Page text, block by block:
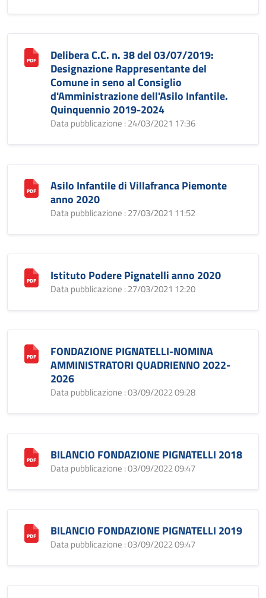
Delibera C.C. n. 38 del 03/07/2019:
Designazione Rappresentante del
Comune in seno al Consiglio
d'Amministrazione dell'Asilo Infantile.
Quinquennio 2019-2024
Data pubblicazione : 24/03/2021 17:36
Asilo Infantile di Villafranca Piemonte
anno 2020
Data pubblicazione : 27/03/2021 11:52
Istituto Podere Pignatelli anno 2020
Data pubblicazione : 27/03/2021 12:20
FONDAZIONE PIGNATELLI-NOMINA
AMMINISTRATORI QUADRIENNO 2022-
2026
Data pubblicazione : 03/09/2022 09:28
BILANCIO FONDAZIONE PIGNATELLI 2018
Data pubblicazione : 03/09/2022 09:47
BILANCIO FONDAZIONE PIGNATELLI 2019
Data pubblicazione : 03/09/2022 09:47